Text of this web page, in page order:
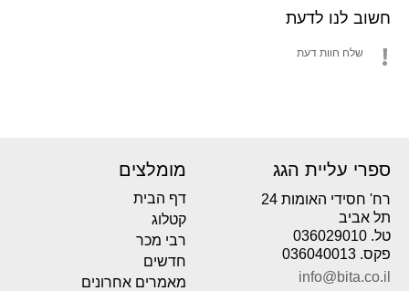
חשוב לנו לדעת
שלח חוות דעת
ספרי עליית הגג
רח' חסידי האומות 24
תל אביב
טל. 036029010
פקס. 036040013
info@bita.co.il
מומלצים
דף הבית
קטלוג
רבי מכר
חדשים
מאמרים אחרונים